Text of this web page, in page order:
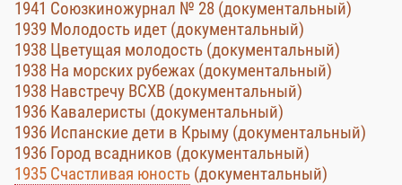
1941 Союзкиножурнал № 28 (документальный)
1939 Молодость идет (документальный)
1938 Цветущая молодость (документальный)
1938 На морских рубежах (документальный)
1938 Навстречу ВСХВ (документальный)
1936 Кавалеристы (документальный)
1936 Испанские дети в Крыму (документальный)
1936 Город всадников (документальный)
1935 Счастливая юность (документальный)